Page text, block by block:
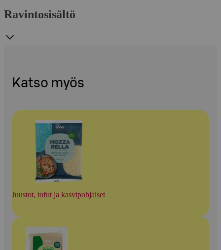
Ravintosisältö
Katso myös
Juustot, tofut ja kasvipohjaiset